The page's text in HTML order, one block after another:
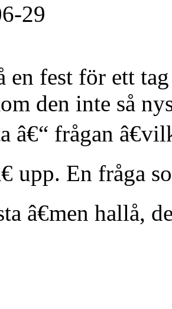
29
en fest för ett
den inte så
â€“ frågan
upp. En fråga
â€men hallå,